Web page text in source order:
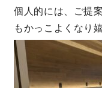
個人的には、ご提
もかっこよくなり